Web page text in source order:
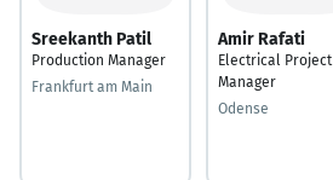
Sreekanth Patil
Production Manager
Frankfurt am Main
Amir Rafati
Electrical Project
Manager
Odense